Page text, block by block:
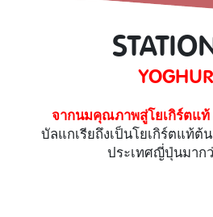
จากนมคุณภาพสู่โยเกิร์ตแท้
บัลแกเรียถึงเป็นโยเกิร์ตแท้ต้
ประเทศญี่ปุ่นมาก